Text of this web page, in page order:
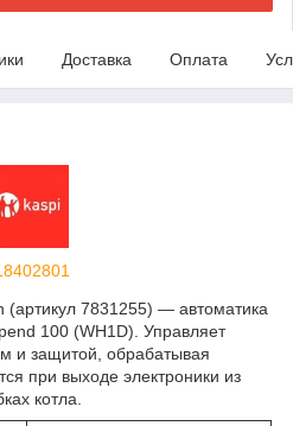
Доставка Оплата
(артикул 7831255) — автоматика
100 (WH1D). Управляет
и защитой, обрабатывая
при выходе электроники из
котла.